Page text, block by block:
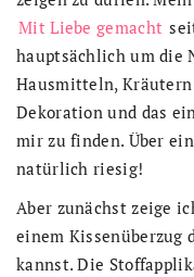
Mit Liebe gemacht
hauptsächlich um die
Hausmitteln,
Dekoration und das
mir zu finden. Über
natürlich riesig!
Aber zunächst zeige
einem Kissenüberzug
kannst. Die